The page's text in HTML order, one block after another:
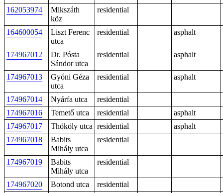
162053974
Mikszáth
köz
residential
164600054
Liszt Ferenc
utca
residential asphalt
174967012
Dr. Pósta
Sándor utca
residential asphalt
174967013
Gyóni Géza
utca
residential asphalt
174967014 Nyárfa utca
residential
174967016
Temető utca residential
asphalt
174967017
Thököly utca residential
asphalt
174967018
Babits
Mihály utca
residential
174967019
Babits
Mihály utca
residential
174967020 Botond utca
residential